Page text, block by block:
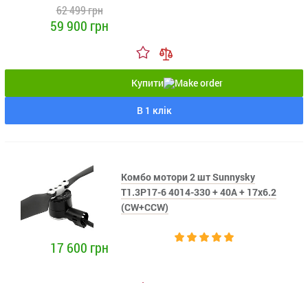
62 499 грн
59 900 грн
Купити
В 1 клік
Комбо мотори 2 шт Sunnysky
T1.3P17-6 4014-330 + 40A + 17x6.2
(CW+CCW)
17 600 грн